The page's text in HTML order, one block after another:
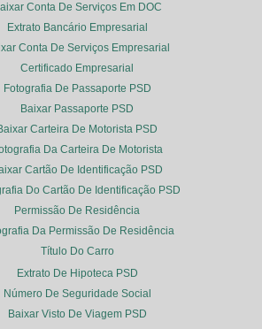
Conta De Serviços Em DOC
Extrato Bancário Empresarial
Conta De Serviços Empresarial
Certificado Empresarial
Fotografia De Passaporte PSD
Baixar Passaporte PSD
Carteira De Motorista PSD
Da Carteira De Motorista
Cartão De Identificação PSD
Do Cartão De Identificação PSD
Permissão De Residência
Da Permissão De Residência
Título Do Carro
Extrato De Hipoteca PSD
Número De Seguridade Social
Baixar Visto De Viagem PSD